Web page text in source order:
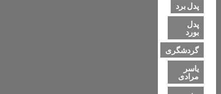
پدل برد
پدل
بورد
گردشگری
یاسر
مرادی